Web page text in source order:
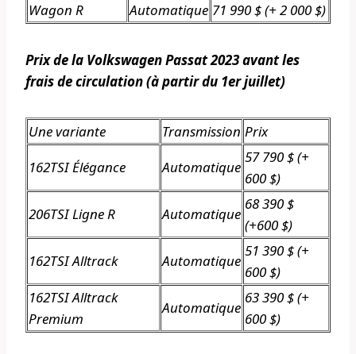
Wagon R
Automatique 71 990 $ (+ 2 000 $)
Prix ​​de la Volkswagen Passat 2023 avant les
frais de circulation (à partir du 1er juillet)
Une variante Transmission Prix
162TSI Élégance
Automatique
57 790 $ (+
600 $)
206TSI Ligne R
Automatique
68 390 $
(+600 $)
162TSI Alltrack
Automatique
51 390 $ (+
600 $)
162TSI Alltrack
Premium
Automatique
63 390 $ (+
600 $)